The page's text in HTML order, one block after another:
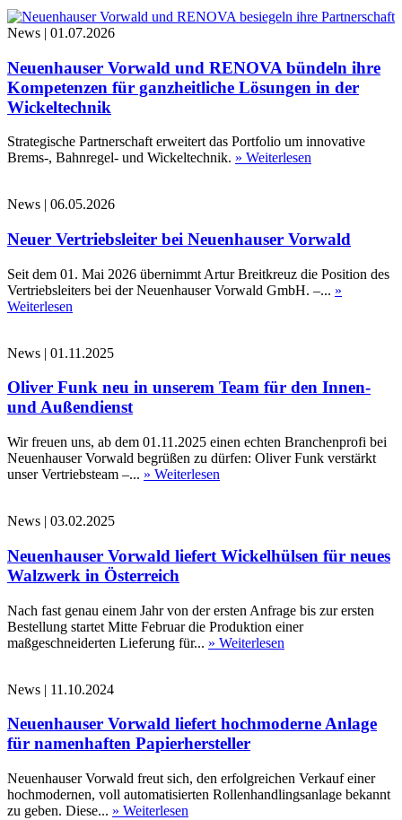
News | 01.07.2026
Neuenhauser Vorwald und RENOVA bündeln ihre
Kompetenzen für ganzheitliche Lösungen in der
Wickeltechnik
Strategische Partnerschaft erweitert das Portfolio um innovative
Brems-, Bahnregel- und Wickeltechnik. » Weiterlesen
News | 06.05.2026
Neuer Vertriebsleiter bei Neuenhauser Vorwald
Seit dem 01. Mai 2026 übernimmt Artur Breitkreuz die Position des
Vertriebsleiters bei der Neuenhauser Vorwald GmbH. –... »
Weiterlesen
News | 01.11.2025
Oliver Funk neu in unserem Team für den Innen-
und Außendienst
Wir freuen uns, ab dem 01.11.2025 einen echten Branchenprofi bei
Neuenhauser Vorwald begrüßen zu dürfen: Oliver Funk verstärkt
unser Vertriebsteam –... » Weiterlesen
News | 03.02.2025
Neuenhauser Vorwald liefert Wickelhülsen für neues
Walzwerk in Österreich
Nach fast genau einem Jahr von der ersten Anfrage bis zur ersten
Bestellung startet Mitte Februar die Produktion einer
maßgeschneiderten Lieferung für... » Weiterlesen
News | 11.10.2024
Neuenhauser Vorwald liefert hochmoderne Anlage
für namenhaften Papierhersteller
Neuenhauser Vorwald freut sich, den erfolgreichen Verkauf einer
hochmodernen, voll automatisierten Rollenhandlingsanlage bekannt
zu geben. Diese... » Weiterlesen